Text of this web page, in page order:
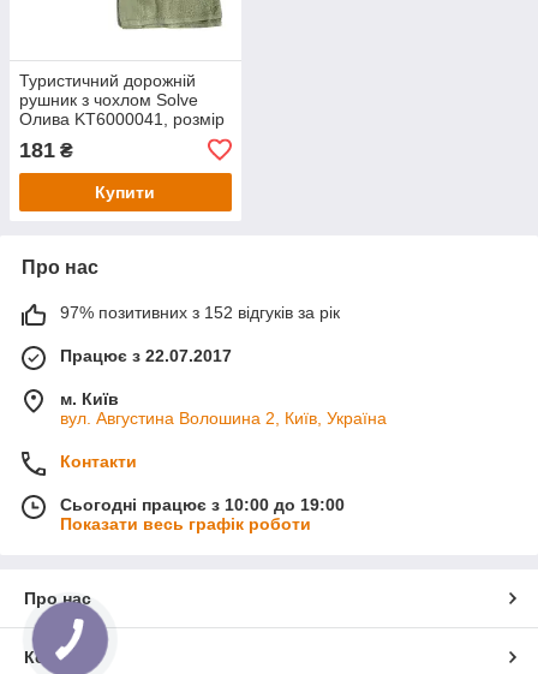
Туристичний дорожній
рушник з чохлом Solve
Олива KT6000041, розмір
181 ₴
Купити
Про нас
97% позитивних з 152 відгуків за рік
Працює з 22.07.2017
м. Київ
вул. Августина Волошина 2, Київ, Україна
Контакти
Сьогодні працює з 10:00 до 19:00
Показати весь графік роботи
Про нас
Контакти